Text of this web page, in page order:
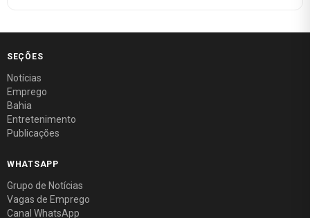
SEÇÕES
Notícias
Emprego
Bahia
Entretenimento
Publicações
WHATSAPP
Grupo de Notícias
Vagas de Emprego
Canal WhatsApp